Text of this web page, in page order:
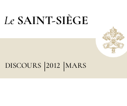
Le SAINT-SIÈGE
DISCOURS 2012 MARS